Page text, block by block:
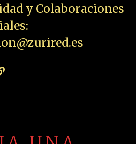
y Colaboraciones